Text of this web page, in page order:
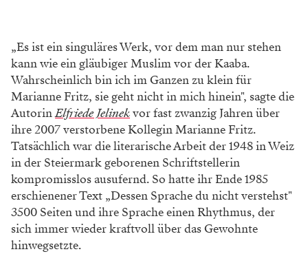
„Es ist ein singuläres Werk, vor dem man nur stehen
kann wie ein gläubiger Muslim vor der Kaaba.
Wahrscheinlich bin ich im Ganzen zu klein für
Marianne Fritz, sie geht nicht in mich hinein", sagte die
AutorinElfriede Jelinekvor fast zwanzig Jahren über
ihre 2007 verstorbene Kollegin Marianne Fritz.
Tatsächlich war die literarische Arbeit der 1948 in Weiz
in der Steiermark geborenen Schriftstellerin
kompromisslos ausufernd. So hatte ihr Ende 1985
erschienener Text „Dessen Sprache du nicht verstehst"
3500 Seiten und ihre Sprache einen Rhythmus, der
sich immer wieder kraftvoll über das Gewohnte
hinwegsetzte.